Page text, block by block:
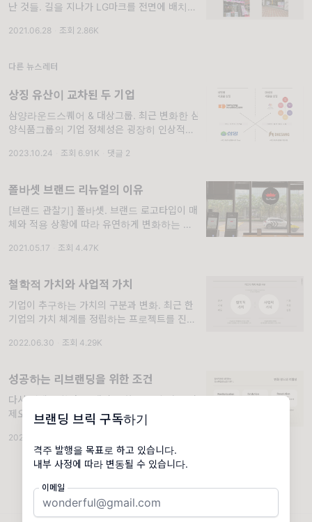
브랜딩 브릭 구독하기
격주 발행을 목표로 하고 있습니다.
내부 사정에 따라 변동될 수 있습니다.
이메일
난 것들. 길을 지나가 LG마크를 전면에 배치한
입체형의 U+로고마크와 Suare를 결합해서 쓰
로
2021.06.28 조회 2.86K
다른 뉴스레터
상징 유산이 교차된 두 기업
삼양라운드스퀘어 & 대상그룹. 최근 변화한 삼
양식품그룹의 기업 정체성은 굉장히 인상적으
곳인데, 마치 첨단 기술 기업과 같은 이미지로
2023.10.24 조회 6.91K 댓글 2
폴바셋 브랜드 리뉴얼의 이유
[브랜드 관찰기] 폴바셋. 브랜드 로고타입이 매
체와 적용 상황에 따라 유연하게 변화하는 건
중요한 기준 중 하나라고 하는 일관성과 통일성
2021.05.17 조회 4.47K
철학적 가치와 사업적 가치
기업이 추구하는 가치의 구분과 변화. 최근 한
기업의 가치 체계를 정립하는 프로젝트를 진행
는 계기를 가졌습니다. 이 기업이 가진 가치가
2022.06.30 조회 4.29K
성공하는 리브랜딩을 위한 조건
다시 설레게 하라. 브랜딩이 화두가 된 것은 어
제오늘의 일이 아닙니다. 그중에서도 ‘리브랜
딩’은 최근 시장에서 가장 눈에 띄는 기업 활동
중 하나라고 할 수 있습니다. 저는 오래전부터
진정한 브랜딩은
2025.06.05